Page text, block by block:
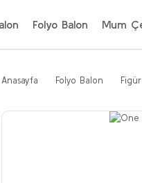
Folyo Balon Mum
Anasayfa Folyo Balon